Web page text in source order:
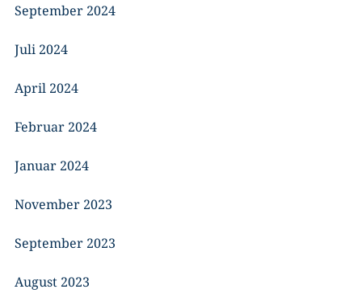
September 2024
Juli 2024
April 2024
Februar 2024
Januar 2024
November 2023
September 2023
August 2023